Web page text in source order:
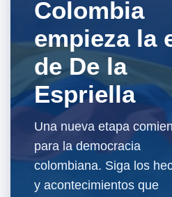
Colombia
empieza la
de De la
Espriella
Una nueva etapa
para la democracia
colombiana. Siga los
y acontecimientos que